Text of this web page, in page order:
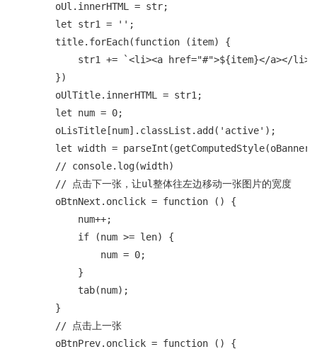
oUl.innerHTML = str;
let str1 = '';
title.forEach(function (item) {
str1 += `<li><a href="#">${item}</a></li>`
})
oUlTitle.innerHTML = str1;
let num = 0;
oLisTitle[num].classList.add('active');
let width =
// console.log(width)
// 点击下一张，让ul整体往左边移动一张图片的宽度
oBtnNext.onclick = function () {
num++;
if (num >= len) {
num = 0;
}
tab(num);
}
// 点击上一张
oBtnPrev.onclick = function () {